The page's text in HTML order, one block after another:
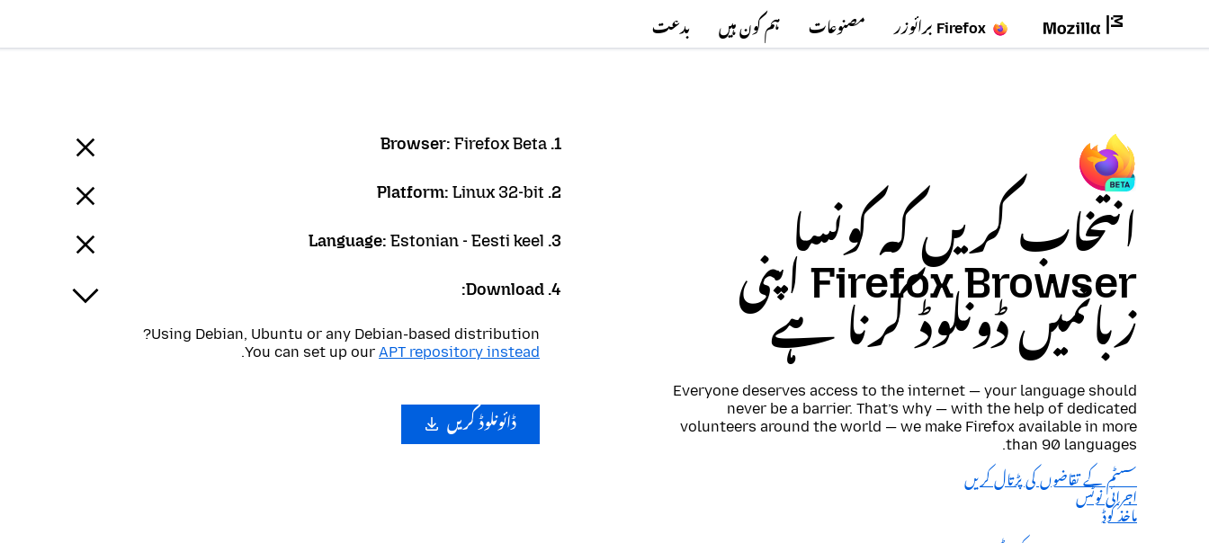
Firefox برائوزر مصنوعات ہم کون ہیں بدعت
انتخاب کریں کہ کونسا
Firefox Browser اپنی
زبانمیں ڈونلوڈ کرنا ہے
Everyone deserves access to the internet — your language should
never be a barrier. That’s why — with the help of dedicated
volunteers around the world — we make Firefox available in more
than 90 languages.
سسٹم کے تقاضوں کی پڑتال کریں
اجرائی نوٹس
ماخذ کوڈ
1. Browser:
Firefox Beta
2. Platform:
Linux 32-bit
3. Language:
Estonian - Eesti keel
4. Download:
Using Debian, Ubuntu or any Debian-based distribution?
You can set up our APT repository instead
.
ڈائونلوڈ کریں